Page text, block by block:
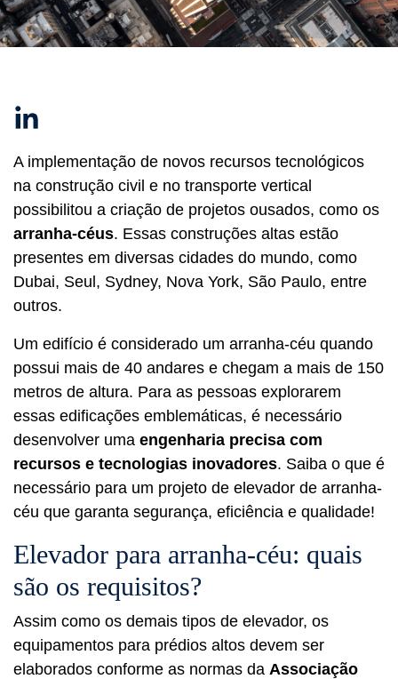
Linkedin
A implementação de novos recursos tecnológicos
na construção civil e no transporte vertical
possibilitou a criação de projetos ousados, como os
arranha-céus. Essas construções altas estão
presentes em diversas cidades do mundo, como
Dubai, Seul, Sydney, Nova York, São Paulo, entre
outros.
Um edifício é considerado um arranha-céu quando
possui mais de 40 andares e chegam a mais de 150
metros de altura. Para as pessoas explorarem
essas edificações emblemáticas, é necessário
desenvolver uma engenharia precisa com
recursos e tecnologias inovadores. Saiba o que é
necessário para um projeto de elevador de arranha-
céu que garanta segurança, eficiência e qualidade!
Elevador para arranha-céu: quais
são os requisitos?
Assim como os demais tipos de elevador, os
equipamentos para prédios altos devem ser
elaborados conforme as normas da Associação